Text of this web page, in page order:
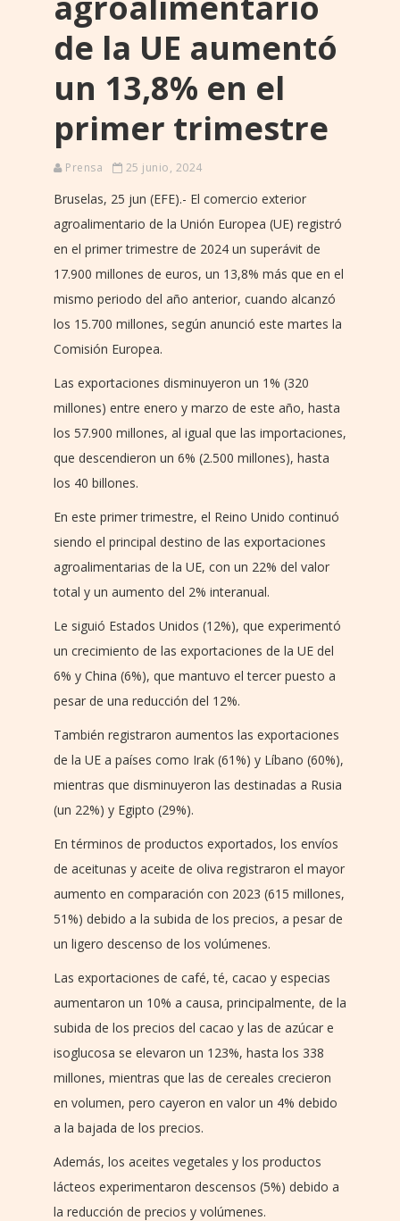
de la UE aumentó
un 13,8% en el
primer trimestre
Prensa 25 junio, 2024
Bruselas, 25 jun (EFE).- El comercio exterior
agroalimentario de la Unión Europea (UE) registró
en el primer trimestre de 2024 un superávit de
17.900 millones de euros, un 13,8% más que en el
mismo periodo del año anterior, cuando alcanzó
los 15.700 millones, según anunció este martes la
Comisión Europea.
Las exportaciones disminuyeron un 1% (320
millones) entre enero y marzo de este año, hasta
los 57.900 millones, al igual que las importaciones,
que descendieron un 6% (2.500 millones), hasta
los 40 billones.
En este primer trimestre, el Reino Unido continuó
siendo el principal destino de las exportaciones
agroalimentarias de la UE, con un 22% del valor
total y un aumento del 2% interanual.
Le siguió Estados Unidos (12%), que experimentó
un crecimiento de las exportaciones de la UE del
6% y China (6%), que mantuvo el tercer puesto a
pesar de una reducción del 12%.
También registraron aumentos las exportaciones
de la UE a países como Irak (61%) y Líbano (60%),
mientras que disminuyeron las destinadas a Rusia
(un 22%) y Egipto (29%).
En términos de productos exportados, los envíos
de aceitunas y aceite de oliva registraron el mayor
aumento en comparación con 2023 (615 millones,
51%) debido a la subida de los precios, a pesar de
un ligero descenso de los volúmenes.
Las exportaciones de café, té, cacao y especias
aumentaron un 10% a causa, principalmente, de la
subida de los precios del cacao y las de azúcar e
isoglucosa se elevaron un 123%, hasta los 338
millones, mientras que las de cereales crecieron
en volumen, pero cayeron en valor un 4% debido
a la bajada de los precios.
Además, los aceites vegetales y los productos
lácteos experimentaron descensos (5%) debido a
la reducción de precios y volúmenes.